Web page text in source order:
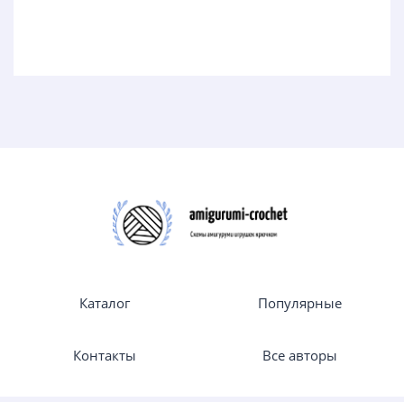
Каталог Популярные
Контакты Все авторы